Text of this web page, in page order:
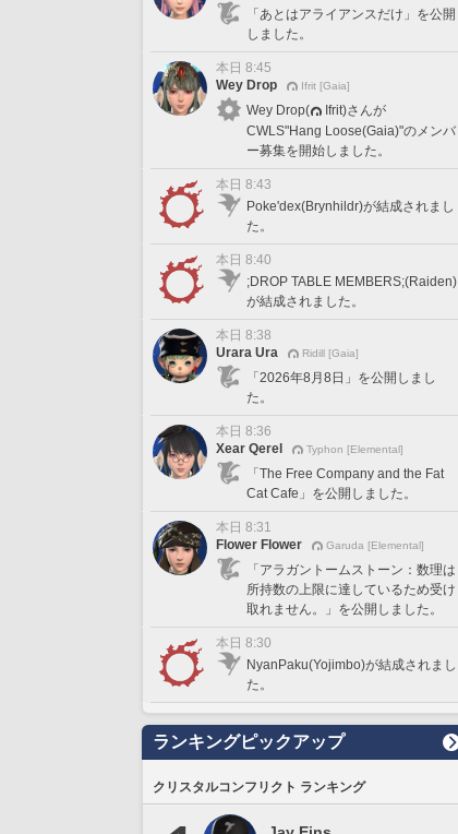
「あとはアライアンスだけ」を公開
しました。
本日 8:45
Wey Drop
Ifrit [Gaia]
Wey Drop(
Ifrit)さんが
CWLS"Hang Loose(Gaia)"のメンバ
ー募集を開始しました。
本日 8:43
Poke'dex(Brynhildr)が結成されまし
た。
本日 8:40
;DROP TABLE MEMBERS;(Raiden)
が結成されました。
本日 8:38
Urara Ura
Ridill [Gaia]
「2026年8月8日」を公開しまし
た。
本日 8:36
Xear Qerel
Typhon [Elemental]
「The Free Company and the Fat
Cat Cafe」を公開しました。
本日 8:31
Flower Flower
Garuda [Elemental]
「アラガントームストーン：数理は
所持数の上限に達しているため受け
取れません。」を公開しました。
本日 8:30
NyanPaku(Yojimbo)が結成されまし
た。
ランキングピックアップ
クリスタルコンフリクト ランキング